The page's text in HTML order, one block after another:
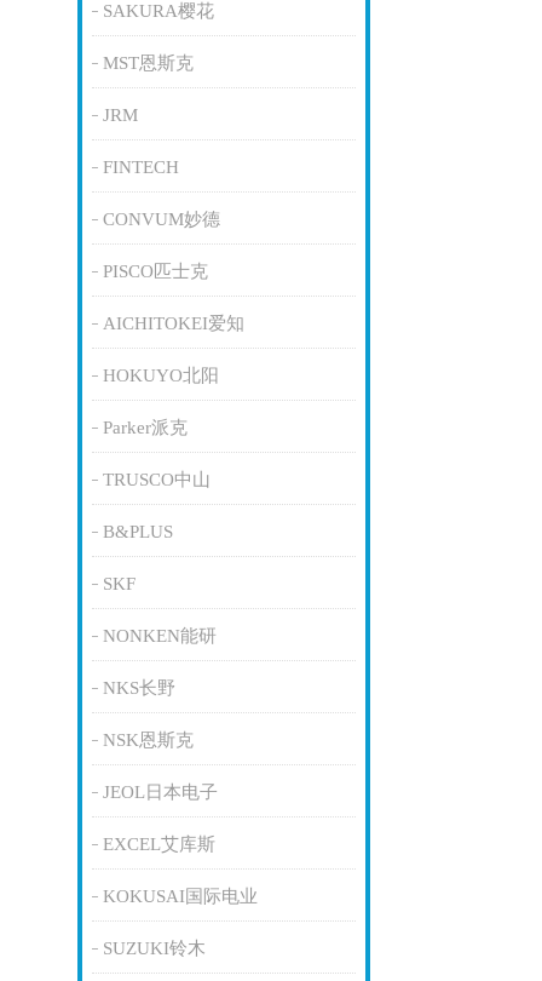
SAKURA樱花
MST恩斯克
JRM
FINTECH
CONVUM妙德
PISCO匹士克
AICHITOKEI爱知
HOKUYO北阳
Parker派克
TRUSCO中山
B&PLUS
SKF
NONKEN能研
NKS长野
NSK恩斯克
JEOL日本电子
EXCEL艾库斯
KOKUSAI国际电业
SUZUKI铃木